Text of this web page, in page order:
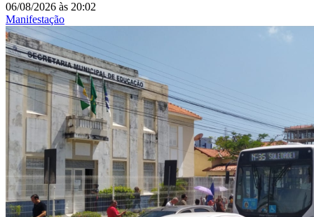
06/08/2026 às 20:02
Manifestação